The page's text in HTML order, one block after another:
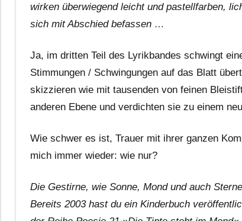
wirken überwiegend leicht und pastellfarben,
sich mit Abschied befassen …
Ja, im dritten Teil des Lyrikbandes schwingt
Stimmungen / Schwingungen auf das Blatt
skizzieren wie mit tausenden von feinen
anderen Ebene und verdichten sie zu einem
Wie schwer es ist, Trauer mit ihrer ganzen
mich immer wieder: wie nur?
Die Gestirne, wie Sonne, Mond und auch
Bereits 2003 hast du ein Kinderbuch